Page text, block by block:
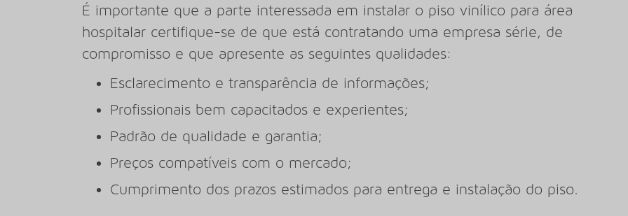
É importante que a parte interessada em instalar o piso vinílico para área
hospitalar certifique-se de que está contratando uma empresa série, de
compromisso e que apresente as seguintes qualidades:
Esclarecimento e transparência de informações;
Profissionais bem capacitados e experientes;
Padrão de qualidade e garantia;
Preços compatíveis com o mercado;
Cumprimento dos prazos estimados para entrega e instalação do piso.